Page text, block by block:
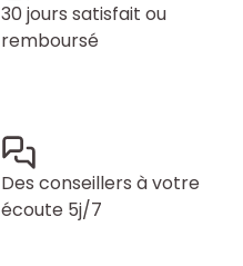
30 jours satisfait ou
remboursé
Des conseillers à votre
écoute 5j/7